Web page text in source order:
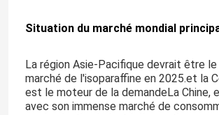
Situation du marché mondial
La région Asie-Pacifique devrait être le
marché de l'isoparaffine en 2025.et la
est le moteur de la demandeLa Chine,
avec son immense marché de